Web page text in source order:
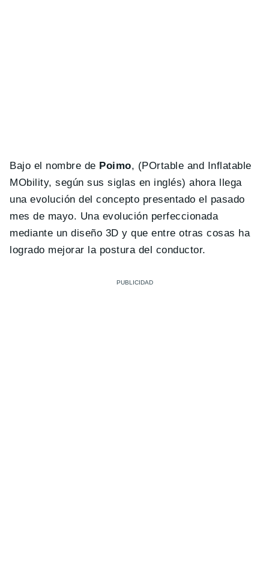
Bajo el nombre de Poimo, (POrtable and Inflatable
MObility, según sus siglas en inglés) ahora llega
una evolución del concepto presentado el pasado
mes de mayo. Una evolución perfeccionada
mediante un diseño 3D y que entre otras cosas ha
logrado mejorar la postura del conductor.